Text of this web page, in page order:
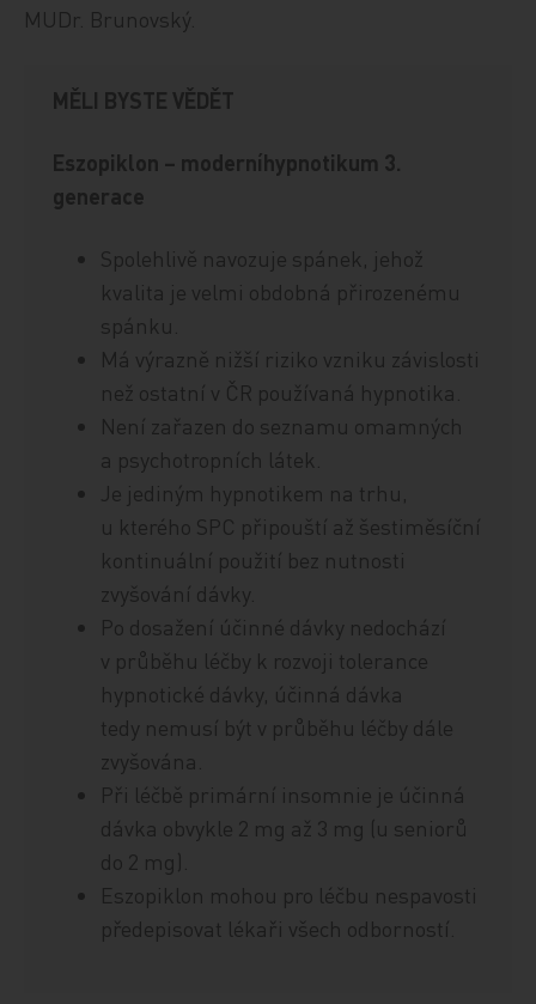
MUDr. Brunovský.
MĚLI BYSTE VĚDĚT
Eszopiklon – moderníhypnotikum 3.
generace
Spolehlivě navozuje spánek, jehož
kvalita je velmi obdobná přirozenému
spánku.
Má výrazně nižší riziko vzniku závislosti
než ostatní v ČR používaná hypnotika.
Není zařazen do seznamu omamných
a psychotropních látek.
Je jediným hypnotikem na trhu,
u kterého SPC připouští až šestiměsíční
kontinuální použití bez nutnosti
zvyšování dávky.
Po dosažení účinné dávky nedochází
v průběhu léčby k rozvoji tolerance
hypnotické dávky, účinná dávka
tedy nemusí být v průběhu léčby dále
zvyšována.
Při léčbě primární insomnie je účinná
dávka obvykle 2 mg až 3 mg (u seniorů
do 2 mg).
Eszopiklon mohou pro léčbu nespavosti
předepisovat lékaři všech odborností.